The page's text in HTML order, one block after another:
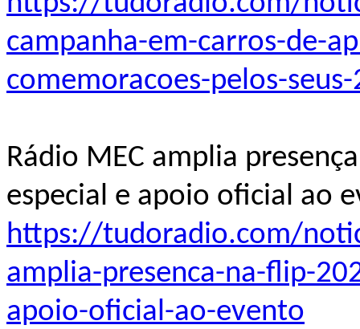
campanha-em-carros-de-
comemoracoes-pelos-
Rádio MEC amplia
especial e apoio oficial ao
https://tudoradio.com/
amplia-presenca-na-flip-
apoio-oficial-ao-evento